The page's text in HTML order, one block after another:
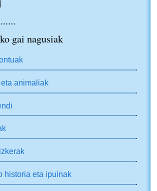
gai nagusiak
animaliak
historia eta ipuinak